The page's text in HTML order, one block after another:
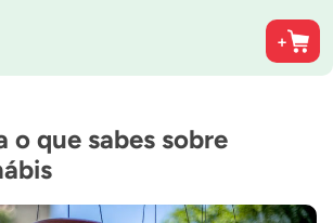
o que sabes sobre